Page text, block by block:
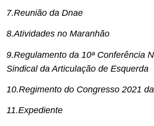
7.Reunião da Dnae
8.Atividades no Maranhão
9.Regulamento da 10ª Conferência
Sindical da Articulação de Esquerda
10.Regimento do Congresso 2021
11.Expediente